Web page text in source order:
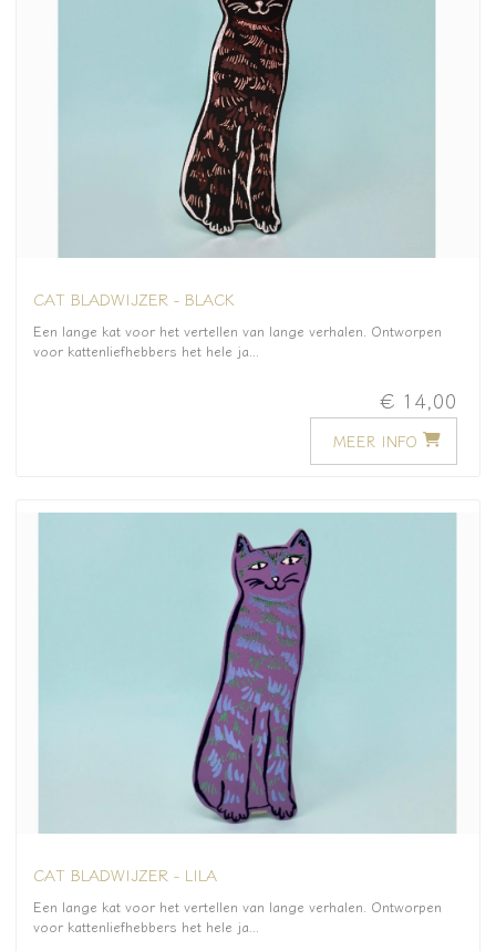
CAT BLADWIJZER - BLACK
Een lange kat voor het vertellen van lange verhalen. Ontworpen
voor kattenliefhebbers het hele ja...
€ 14,00
MEER INFO
CAT BLADWIJZER - LILA
Een lange kat voor het vertellen van lange verhalen. Ontworpen
voor kattenliefhebbers het hele ja...